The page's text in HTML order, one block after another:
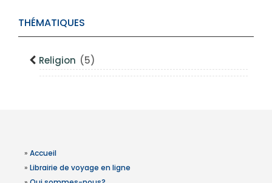
THÉMATIQUES
Religion (5)
» Accueil
» Librairie de voyage en ligne